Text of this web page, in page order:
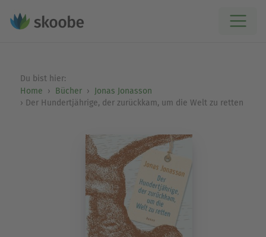
Du bist hier:
Home
Bücher
Jonas Jonasson
Der Hundertjährige, der zurückkam, um die Welt zu retten